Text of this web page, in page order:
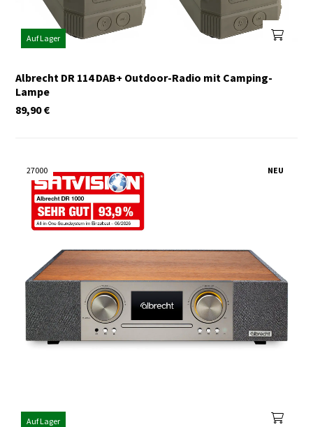
Auf Lager
Albrecht DR 114 DAB+ Outdoor-Radio mit Camping-
Lampe
€
89,90
NEU
27000
Auf Lager